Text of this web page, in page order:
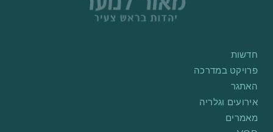
חדשות
פרויקט במדרכה
האתגר
אירועים וגלריה
מאמרים